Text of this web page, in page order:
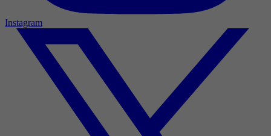
Instagram